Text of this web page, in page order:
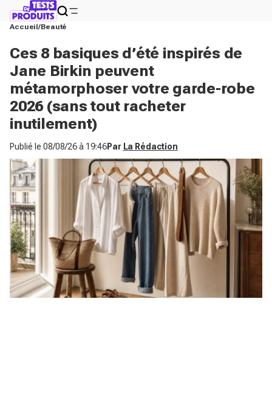
Accueil Beauté
Ces 8 basiques d’été inspirés de
Jane Birkin peuvent
métamorphoser votre garde-robe
2026 (sans tout racheter
inutilement)
Publié le 08/08/26 à 19:46Par La Rédaction